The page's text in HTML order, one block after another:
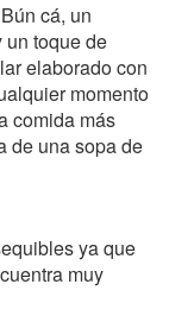
cá, un
un toque de
elaborado con
momento
comida más
de una sopa de
ya que
muy